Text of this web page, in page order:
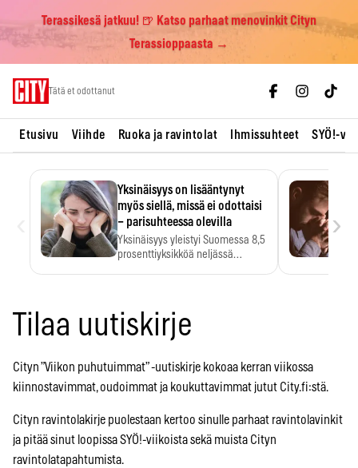
Terassikesä jatkuu! 🍺 Katso parhaat menovinkit Cityn
Terassioppaasta →
Tätä et odottanut
Etusivu Viihde Ruoka ja ravintolat Ihmissuhteet SYÖ!-
Yksinäisyys on lisääntynyt
myös siellä, missä ei odottaisi
– parisuhteessa olevilla
Yksinäisyys yleistyi Suomessa 8,5
prosenttiyksikköä neljässä
›
Tilaa uutiskirje
Cityn ”Viikon puhutuimmat” -uutiskirje kokoaa kerran viikossa
kiinnostavimmat, oudoimmat ja koukuttavimmat jutut City.fi:stä.
Cityn ravintolakirje puolestaan kertoo sinulle parhaat ravintolavinkit
ja pitää sinut loopissa SYÖ!-viikoista sekä muista Cityn
ravintolatapahtumista.